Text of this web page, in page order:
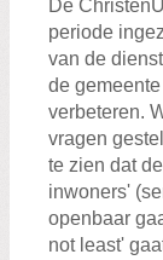
De
periode
van de
de
verbeteren.
vragen
te zien dat
inwoners'
openbaar
not least'